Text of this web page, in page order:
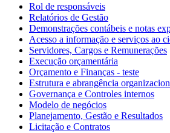
Rol de responsáveis
Relatórios de Gestão
Demonstrações contábeis e notas
Acesso a informação e serviços ao
Servidores, Cargos e Remunerações
Execução orçamentária
Orçamento e Finanças - teste
Estrutura e abrangência
Governança e Controles internos
Modelo de negócios
Planejamento, Gestão e Resultados
Licitação e Contratos